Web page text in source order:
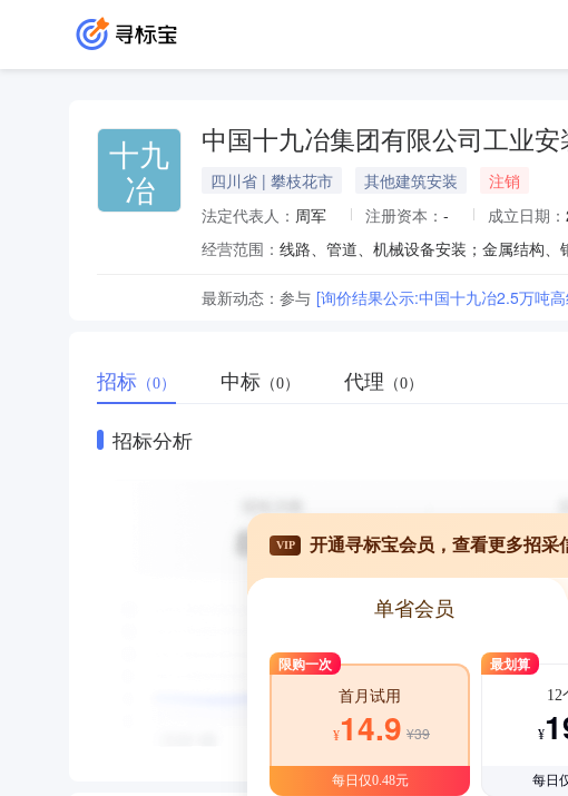
十九
冶
中国十九冶集团有限公司工业安
四川省 | 攀枝花市 其他建筑安装
注销
法定代表人： 周军 注册资本： - 成立日期：
经营范围：
最新动态： 参与 [询价结果公示:中国十九冶2.5万吨
招标 （0） 中标 （0） 代理 （0）
招标分析
VIP 开通寻标宝会员，查看更多招采
单省会员
限购一次
首月试用
¥14.9 ¥39
每日仅0.48元
最划算
12
¥
每日